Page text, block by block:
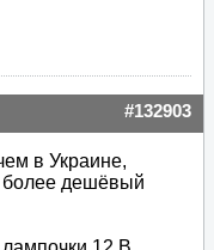
#132903
в Украине,
более дешёвый